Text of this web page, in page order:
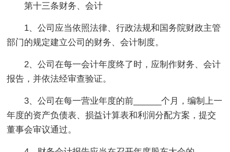
第十三条财务、会计
1、公司应当依照法律、行政法规和国务院财政主管
部门的规定建立公司的财务、会计制度。
2、公司在每一会计年度终了时，应制作财务、会计
报告，并依法经审查验证。
3、公司在每一营业年度的前______个月，编制上一
年度的资产负债表、损益计算表和利润分配方案，提交
董事会审议通过。